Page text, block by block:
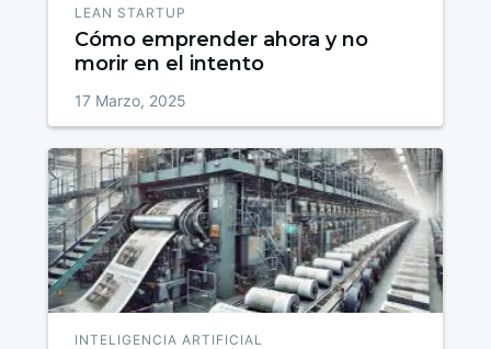
LEAN STARTUP
Cómo emprender ahora y no
morir en el intento
17 Marzo, 2025
INTELIGENCIA ARTIFICIAL